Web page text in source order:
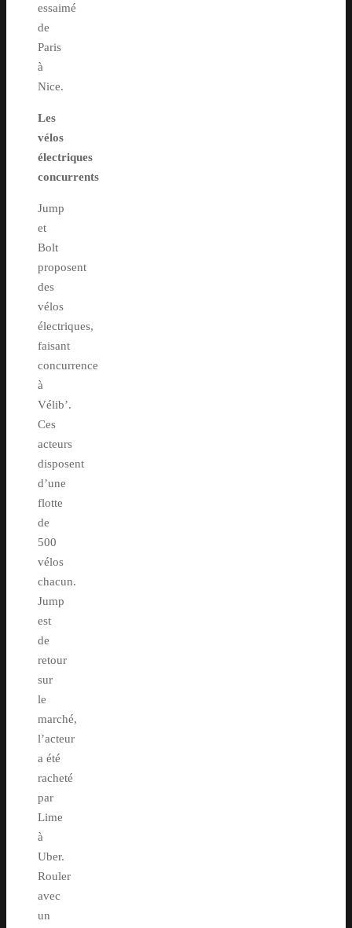
essaimé
de
Paris
à
Nice.
Les
vélos
électriques
concurrents
Jump
et
Bolt
proposent
des
vélos
électriques,
faisant
concurrence
à
Vélib’.
Ces
acteurs
disposent
d’une
flotte
de
500
vélos
chacun.
Jump
est
de
retour
sur
le
marché,
l’acteur
a été
racheté
par
Lime
à
Uber.
Rouler
avec
un